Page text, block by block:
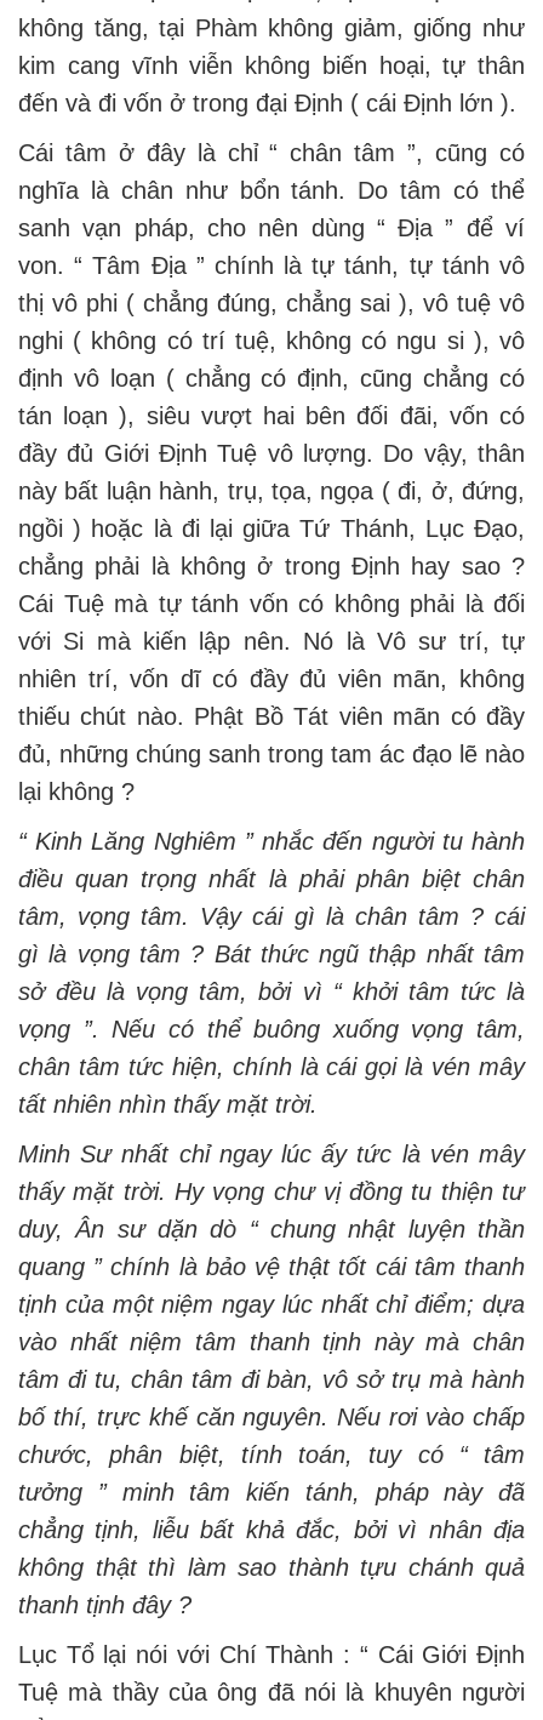
không tăng, tại Phàm không giảm, giống như
kim cang vĩnh viễn không biến hoại, tự thân
đến và đi vốn ở trong đại Định ( cái Định lớn ).
Cái tâm ở đây là chỉ “ chân tâm ”, cũng có
nghĩa là chân như bổn tánh. Do tâm có thể
sanh vạn pháp, cho nên dùng “ Địa ” để ví
von. “ Tâm Địa ” chính là tự tánh, tự tánh vô
thị vô phi ( chẳng đúng, chẳng sai ), vô tuệ vô
nghi ( không có trí tuệ, không có ngu si ), vô
định vô loạn ( chẳng có định, cũng chẳng có
tán loạn ), siêu vượt hai bên đối đãi, vốn có
đầy đủ Giới Định Tuệ vô lượng. Do vậy, thân
này bất luận hành, trụ, tọa, ngọa ( đi, ở, đứng,
ngồi ) hoặc là đi lại giữa Tứ Thánh, Lục Đạo,
chẳng phải là không ở trong Định hay sao ?
Cái Tuệ mà tự tánh vốn có không phải là đối
với Si mà kiến lập nên. Nó là Vô sư trí, tự
nhiên trí, vốn dĩ có đầy đủ viên mãn, không
thiếu chút nào. Phật Bồ Tát viên mãn có đầy
đủ, những chúng sanh trong tam ác đạo lẽ nào
lại không ?
“ Kinh Lăng Nghiêm ” nhắc đến người tu hành
điều quan trọng nhất là phải phân biệt chân
tâm, vọng tâm. Vậy cái gì là chân tâm ? cái
gì là vọng tâm ? Bát thức ngũ thập nhất tâm
sở đều là vọng tâm, bởi vì “ khởi tâm tức là
vọng ”. Nếu có thể buông xuống vọng tâm,
chân tâm tức hiện, chính là cái gọi là vén mây
tất nhiên nhìn thấy mặt trời.
Minh Sư nhất chỉ ngay lúc ấy tức là vén mây
thấy mặt trời. Hy vọng chư vị đồng tu thiện tư
duy, Ân sư dặn dò “ chung nhật luyện thần
quang ” chính là bảo vệ thật tốt cái tâm thanh
tịnh của một niệm ngay lúc nhất chỉ điểm; dựa
vào nhất niệm tâm thanh tịnh này mà chân
tâm đi tu, chân tâm đi bàn, vô sở trụ mà hành
bố thí, trực khế căn nguyên. Nếu rơi vào chấp
chước, phân biệt, tính toán, tuy có “ tâm
tưởng ” minh tâm kiến tánh, pháp này đã
chẳng tịnh, liễu bất khả đắc, bởi vì nhân địa
không thật thì làm sao thành tựu chánh quả
thanh tịnh đây ?
Lục Tổ lại nói với Chí Thành : “ Cái Giới Định
Tuệ mà thầy của ông đã nói là khuyên người